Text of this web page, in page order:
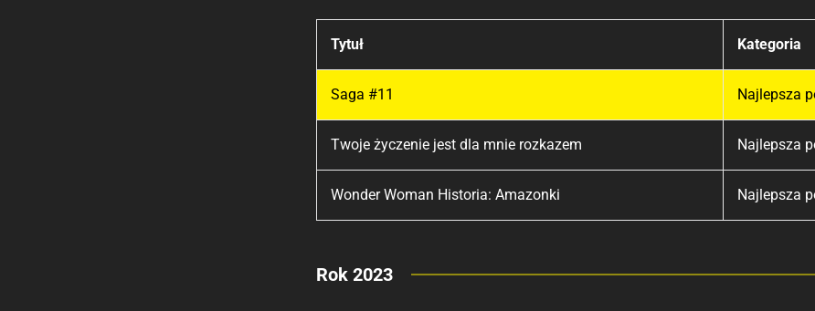
Tytuł Kategoria
Saga #11 Najlepsza
Twoje życzenie jest dla mnie rozkazem Najlepsza
Wonder Woman Historia: Amazonki Najlepsza
Rok 2023